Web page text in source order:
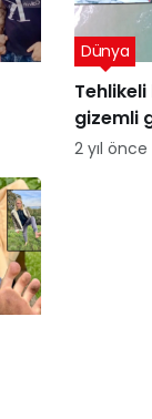
Tehlikeli
gizemli
Dünya
2 yıl önce